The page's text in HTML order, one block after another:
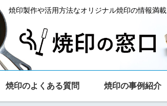
焼印製作や活用方法なオリジナル焼印の情報満載
焼印のよくある質問 焼印の事例紹介